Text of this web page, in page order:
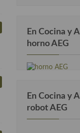
En Cocina y
horno AEG
En Cocina y
robot AEG